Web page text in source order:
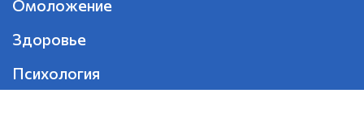
Омоложение
Здоровье
Психология